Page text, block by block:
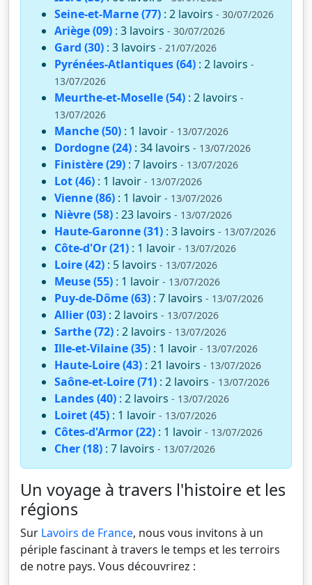
Seine-et-Marne (77) : 2 lavoirs - 30/07/2026
Ariège (09) : 3 lavoirs - 30/07/2026
Gard (30) : 3 lavoirs - 21/07/2026
Pyrénées-Atlantiques (64) : 2 lavoirs -
13/07/2026
Meurthe-et-Moselle (54) : 2 lavoirs -
13/07/2026
Manche (50) : 1 lavoir - 13/07/2026
Dordogne (24) : 34 lavoirs - 13/07/2026
Finistère (29) : 7 lavoirs - 13/07/2026
Lot (46) : 1 lavoir - 13/07/2026
Vienne (86) : 1 lavoir - 13/07/2026
Nièvre (58) : 23 lavoirs - 13/07/2026
Haute-Garonne (31) : 3 lavoirs - 13/07/2026
Côte-d'Or (21) : 1 lavoir - 13/07/2026
Loire (42) : 5 lavoirs - 13/07/2026
Meuse (55) : 1 lavoir - 13/07/2026
Puy-de-Dôme (63) : 7 lavoirs - 13/07/2026
Allier (03) : 2 lavoirs - 13/07/2026
Sarthe (72) : 2 lavoirs - 13/07/2026
Ille-et-Vilaine (35) : 1 lavoir - 13/07/2026
Haute-Loire (43) : 21 lavoirs - 13/07/2026
Saône-et-Loire (71) : 2 lavoirs - 13/07/2026
Landes (40) : 2 lavoirs - 13/07/2026
Loiret (45) : 1 lavoir - 13/07/2026
Côtes-d'Armor (22) : 1 lavoir - 13/07/2026
Cher (18) : 7 lavoirs - 13/07/2026
Un voyage à travers l'histoire et les
régions
Sur Lavoirs de France, nous vous invitons à un
périple fascinant à travers le temps et les terroirs
de notre pays. Vous découvrirez :